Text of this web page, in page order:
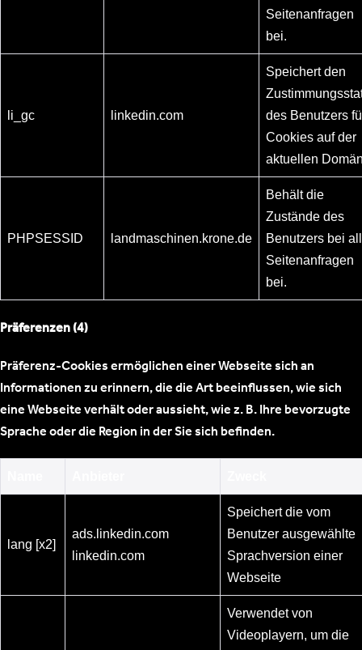
Seitenanfragen
bei.
li_gc linkedin.com
Speichert den
des Benutzers
Cookies auf der
aktuellen
PHPSESSID landmaschinen.krone.de
Behält die
Zustände des
Benutzers bei
Seitenanfragen
bei.
Präferenzen (4)
Präferenz-Cookies ermöglichen einer Webseite sich an
Informationen zu erinnern, die die Art beeinflussen, wie sich
eine Webseite verhält oder aussieht, wie z. B. Ihre bevorzugte
Sprache oder die Region in der Sie sich befinden.
lang [x2]
ads.linkedin.com
linkedin.com
Speichert die vom
Benutzer ausgewählte
Sprachversion einer
Webseite
Verwendet von
Videoplayern, um die